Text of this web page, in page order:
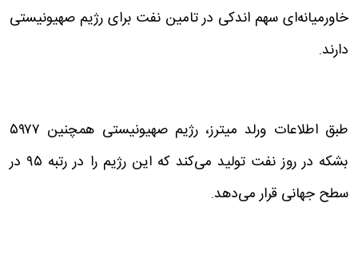
خاورمیانه‌ای سهم اندکی در تامین نفت برای رژیم صهیونیستی
دارند.
طبق اطلاعات ورلد میترز، رژیم صهیونیستی همچنین ۵۹۷۷
بشکه در روز نفت تولید می‌کند که این رژیم را در رتبه ۹۵ در
سطح جهانی قرار می‌دهد.